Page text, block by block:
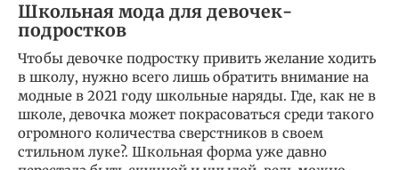
Школьная мода для девочек-
подростков
Чтобы девочке подростку привить желание ходить
в школу, нужно всего лишь обратить внимание на
модные в 2021 году школьные наряды. Где, как не в
школе, девочка может покрасоваться среди такого
огромного количества сверстников в своем
стильном луке?. Школьная форма уже давно